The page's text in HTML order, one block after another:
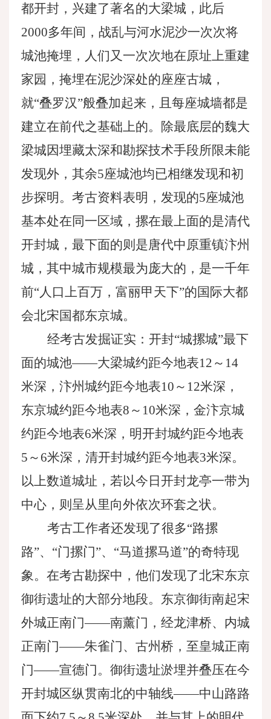
都开封，兴建了著名的大梁城，此后
2000多年间，战乱与河水泥沙一次次将
城池掩埋，人们又一次次地在原址上重建
家园，掩埋在泥沙深处的座座古城，
就“叠罗汉”般叠加起来，且每座城墙都是
建立在前代之基础上的。除最底层的魏大
梁城因埋藏太深和勘探技术手段所限未能
发现外，其余5座城池均已相继发现和初
步探明。考古资料表明，发现的5座城池
基本处在同一区域，摞在最上面的是清代
开封城，最下面的则是唐代中原重镇汴州
城，其中城市规模最为庞大的，是一千年
前“人口上百万，富丽甲天下”的国际大都
会北宋国都东京城。
经考古发掘证实：开封“城摞城”最下
面的城池——大梁城约距今地表12～14
米深，汴州城约距今地表10～12米深，
东京城约距今地表8～10米深，金汴京城
约距今地表6米深，明开封城约距今地表
5～6米深，清开封城约距今地表3米深。
以上数道城址，若以今日开封龙亭一带为
中心，则呈从里向外依次环套之状。
考古工作者还发现了很多“路摞
路”、“门摞门”、“马道摞马道”的奇特现
象。在考古勘探中，他们发现了北宋东京
御街遗址的大部分地段。东京御街南起宋
外城正南门——南薰门，经龙津桥、内城
正南门——朱雀门、古州桥，至皇城正南
门——宣德门。御街遗址淤埋并叠压在今
开封城区纵贯南北的中轴线——中山路路